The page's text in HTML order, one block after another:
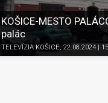
K
Zdieľať
KOŠICE-MESTO
palác
TELEVÍZIA KOŠICE, 22.08.2024 |